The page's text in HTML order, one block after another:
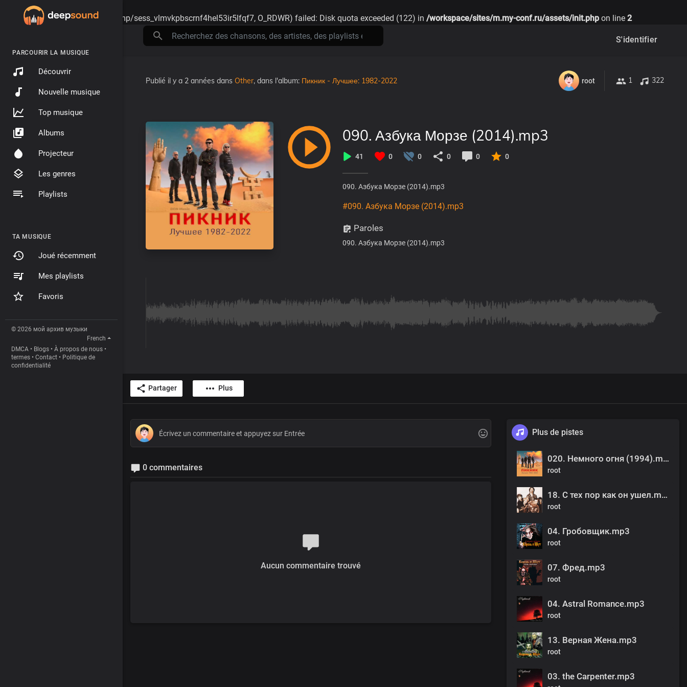
Warning: session_start(): open(/tmp/sess_vlmvkpbscrnf4hel53ir5lfqf7, O_RDWR) failed: Disk quota exceeded (122) in /workspace/sites/m.my-conf.ru/assets/init.php on line 2
PARCOURIR LA MUSIQUE
Découvrir
Nouvelle musique
Top musique
Albums
Projecteur
Les genres
Playlists
TA MUSIQUE
Joué récemment
Mes playlists
Favoris
© 2026 мой архив музыки
French
DMCA • Blogs • À propos de nous •
termes • Contact • Politique de
confidentialité
S'identifier
Publié il y a 2 années dans Other, dans l'album: Пикник - Лучшее: 1982-2022 root 1 322
090. Азбука Морзе (2014).mp3
41 0 0 0 0 0
090. Азбука Морзе (2014).mp3
#090. Азбука Морзе (2014).mp3
Paroles
090. Азбука Морзе (2014).mp3
Partager Plus
0 commentaires
Aucun commentaire trouvé
Plus de pistes
020. Немного огня (1994).mp3
root
18. С тех пор как он ушел.mp3
root
04. Гробовщик.mp3
root
07. Фред.mp3
root
04. Astral Romance.mp3
root
13. Верная Жена.mp3
root
03. the Carpenter.mp3